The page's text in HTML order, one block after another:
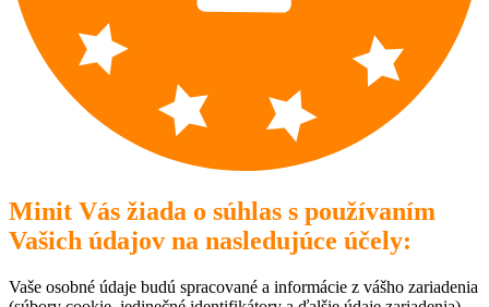
Minit Vás žiada o súhlas s používaním
Vašich údajov na nasledujúce účely:
Vaše osobné údaje budú spracované a informácie z vášho zariadenia